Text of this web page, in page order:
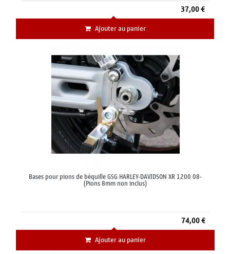
37,00 €
Ajouter au panier
Bases pour pions de béquille GSG HARLEY-DAVIDSON XR 1200 08-
(Pions 8mm non inclus)
74,00 €
Ajouter au panier